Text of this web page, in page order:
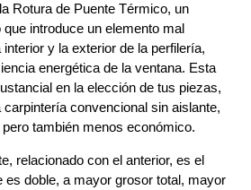
Rotura de Puente Térmico, un
introduce un elemento mal
y la exterior de la perfilería,
energética de la ventana. Esta
en la elección de tus piezas,
carpintería convencional sin aislante,
también menos económico.
relacionado con el anterior, es el
es doble, a mayor grosor total, mayor